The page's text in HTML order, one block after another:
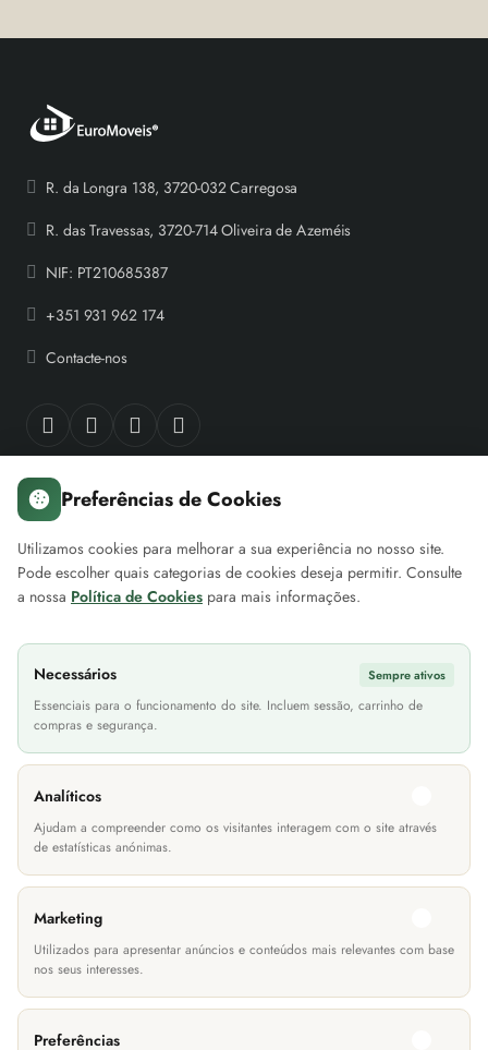
R. da Longra 138, 3720-032 Carregosa
R. das Travessas, 3720-714 Oliveira de Azeméis
NIF: PT210685387
+351 931 962 174
Contacte-nos
Sobre nós
Sobre a EuroMóveis
Política de Privacidade
Termos & Condições
Informações Transporte
Métodos de Pagamento
Iniciar Sessão
Cheque Prenda
As
Preferências de Cookies
Utilizamos cookies para melhorar a sua experiência no nosso site.
Pode escolher quais categorias de cookies deseja permitir. Consulte
a nossa Política de Cookies para mais informações.
Necessários Sempre ativos
Essenciais para o funcionamento do site. Incluem sessão, carrinho de
compras e segurança.
Analíticos
Ajudam a compreender como os visitantes interagem com o site através
de estatísticas anónimas.
Marketing
Utilizados para apresentar anúncios e conteúdos mais relevantes com base
nos seus interesses.
Preferências